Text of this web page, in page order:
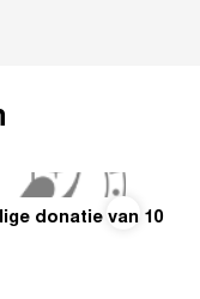
donatie van 10